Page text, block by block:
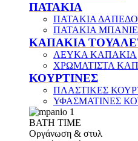
ΠΑΤΑΚΙΑ
ΠΑΤΑΚΙΑ
ΠΑΤΑΚΙΑ
ΚΑΠΑΚΙΑ
ΛΕΥΚΑ ΚΑΠΑΚΙΑ
ΧΡΩΜΑΤΙΣΤΑ
ΚΟΥΡΤΙΝΕΣ
ΠΛΑΣΤΙΚΕΣ
ΥΦΑΣΜΑΤΙΝΕΣ
ΒΑΤΗ ΤΙΜΕ
Οργάνωση & στυλ